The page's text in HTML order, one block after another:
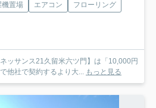
機置場 エアコン
フローリング
ッサンス21久留米六ツ門】は「10,000円
他社で契約するより大... もっと見る